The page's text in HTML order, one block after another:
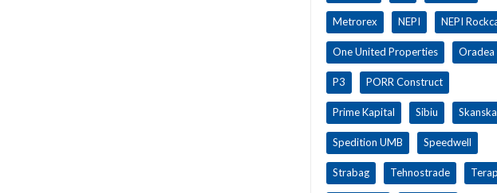
Metrorex NEPI NEPI
One United Properties Oradea
P3 PORR Construct
Prime Kapital Sibiu Skanska
Spedition UMB Speedwell
Strabag Tehnostrade